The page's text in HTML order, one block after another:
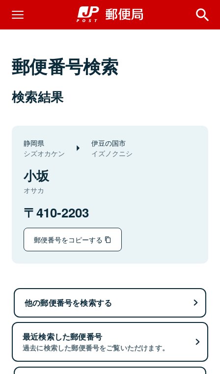
郵便番号検索
検索結果
静岡県
シズオカケン
伊豆の国市
イズノクニシ
小坂
オサカ
410-2203
郵便番号をコピーする
他の郵便番号を検索する
最近検索した郵便番号
過去に検索した郵便番号をご覧いただけます。